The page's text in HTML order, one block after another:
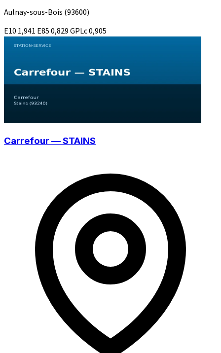
Aulnay-sous-Bois (93600)
E10 1,941 E850,829GPLc0,905
Carrefour — STAINS